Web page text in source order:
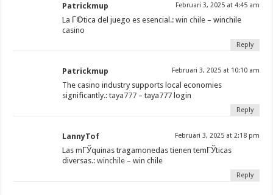
Patrickmup Februari 3, 2025 at 4:45 am
La Г©tica del juego es esencial.:win chile – winchile
casino
Reply
Patrickmup Februari 3, 2025 at 10:10 am
The casino industry supports local economies
significantly.:taya777 – taya777 login
Reply
LannyTof Februari 3, 2025 at 2:18 pm
Las mГЎquinas tragamonedas tienen temГЎticas
diversas.:winchile – win chile
Reply